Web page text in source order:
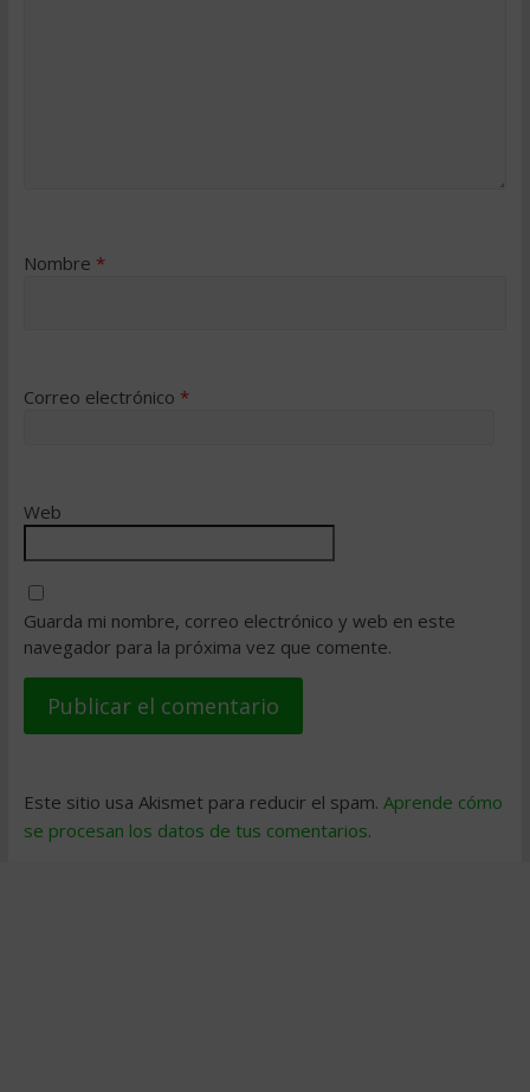
Nombre *
Correo electrónico *
Web
Guarda mi nombre, correo electrónico y web en este
navegador para la próxima vez que comente.
Este sitio usa Akismet para reducir el spam. Aprende cómo
se procesan los datos de tus comentarios.